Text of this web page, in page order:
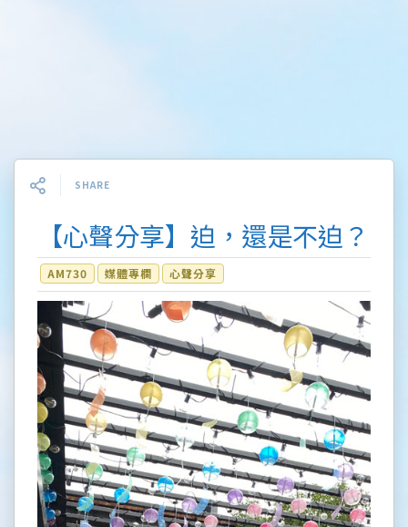
SHARE
【心聲分享】迫，還是不迫？
AM730 媒體專欄 心聲分享